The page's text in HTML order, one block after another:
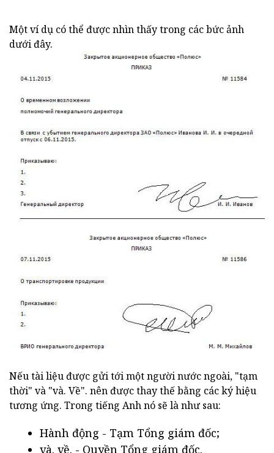
Một ví dụ có thể được nhìn thấy trong các bức ảnh
dưới đây.
Nếu tài liệu được gửi tới một người nước ngoài, "tạm
thời" và "và. Về". nên được thay thế bằng các ký hiệu
tương ứng. Trong tiếng Anh nó sẽ là như sau:
Hành động - Tạm Tổng giám đốc;
và. về. - Quyền Tổng giám đốc.